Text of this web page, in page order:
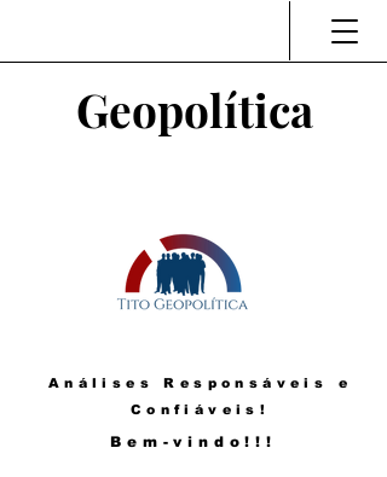
Geopolítica
Análises Responsáveis e
Confiáveis!
Bem-vindo!!!